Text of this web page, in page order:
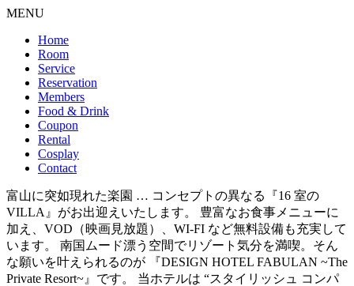
MENU
Home
Room
Service
Reservation
Members
Food & Drink
Coupon
Rental
Cosplay
Contact
富山に突如現れた楽園 … コンセプトの異なる『16 室の
VILLA』がお出迎えいたします。 豊富なお食事メニューに
加え、VOD（映画見放題）、WI-FI など無料設備も充実して
います。 南国ムード漂う空間でリゾート気分を満喫。そん
な願いを叶えられるのが 『DESIGN HOTEL FABULAN ~The
Private Resort~』です。 当ホテルは “スタイリッシュ コンパ